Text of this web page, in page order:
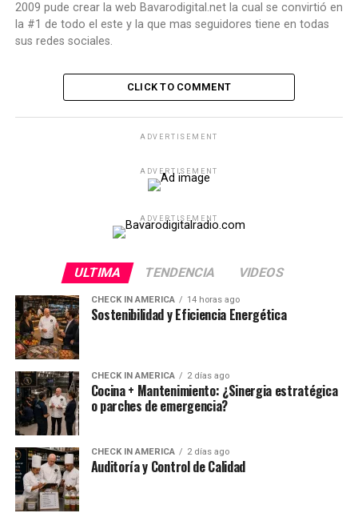
2009 pude crear la web Bavarodigital.net la cual se convirtió en
la #1 de todo el este y la que mas seguidores tiene en todas
sus redes sociales.
CLICK TO COMMENT
ADVERTISEMENT
ADVERTISEMENT
ADVERTISEMENT
ULTIMA TENDENCIA VIDEOS
CHECK IN AMERICA 14 horas ago
Sostenibilidad y Eficiencia Energética
CHECK IN AMERICA 2 días ago
Cocina + Mantenimiento: ¿Sinergia estratégica
o parches de emergencia?
CHECK IN AMERICA 2 días ago
Auditoría y Control de Calidad